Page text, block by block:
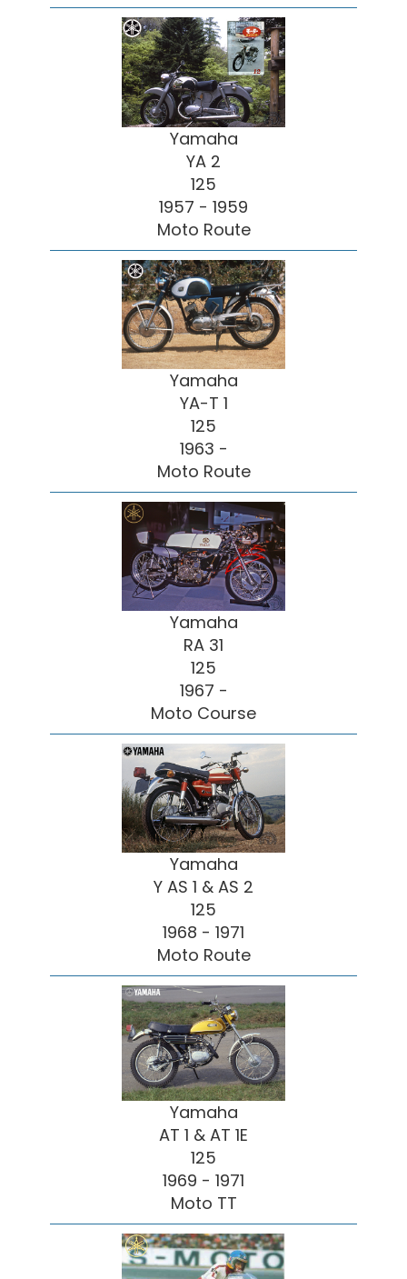
Yamaha
YA 2
125
1957 - 1959
Moto Route
Yamaha
YA-T 1
125
1963 -
Moto Route
Yamaha
RA 31
125
1967 -
Moto Course
Yamaha
Y AS 1 & AS 2
125
1968 - 1971
Moto Route
Yamaha
AT 1 & AT 1E
125
1969 - 1971
Moto TT